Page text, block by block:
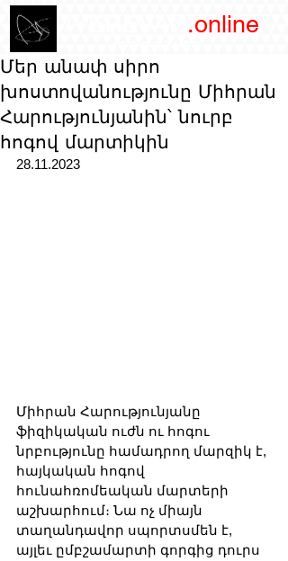
.online
Մեր անափ սիրո
խոստովանությունը Միհրան
Հարությունյանին՝ նուրբ
հոգով մարտիկին
28.11.2023
Միհրան Հարությունյանը
ֆիզիկական ուժն ու հոգու
նրբությունը համադրող մարզիկ է,
հայկական հոգով
հունահռոմեական մարտերի
աշխարհում։ Նա ոչ միայն
տաղանդավոր սպորտսմեն է,
այլեւ ըմբշամարտի գորգից դուրս